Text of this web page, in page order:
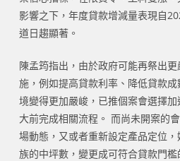
影響之下，年度貸款增減量表現自
道日趨顯著。
陳孟筠指出，由於政府可能再祭出
施，例如提高貸款利率、降低貸款
境變得更加嚴峻，已推個案會選擇
大前完成相關流程。 而尚未開案的
場動態，又或者重新設定產品定位
族的中坪數，變更成可符合貸款門